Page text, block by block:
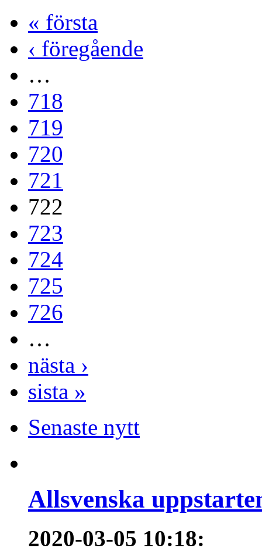
« första
‹ föregående
…
718
719
720
721
722
723
724
725
726
…
nästa ›
sista »
Senaste nytt
Allsvenska
2020-03-05 10:18: